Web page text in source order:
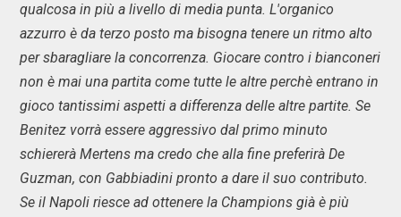
qualcosa in più a livello di media punta. L'organico
azzurro è da terzo posto ma bisogna tenere un ritmo alto
per sbaragliare la concorrenza. Giocare contro i bianconeri
non è mai una partita come tutte le altre perchè entrano in
gioco tantissimi aspetti a differenza delle altre partite. Se
Benitez vorrà essere aggressivo dal primo minuto
schiererà Mertens ma credo che alla fine preferirà De
Guzman, con Gabbiadini pronto a dare il suo contributo.
Se il Napoli riesce ad ottenere la Champions già è più